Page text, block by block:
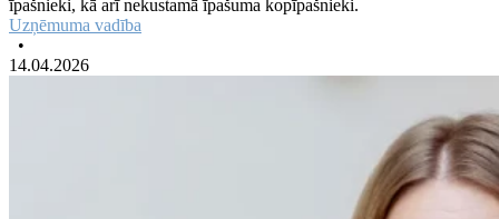
īpašnieki, kā arī nekustamā īpašuma kopīpašnieki.
Uzņēmuma vadība
•
14.04.2026